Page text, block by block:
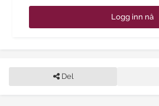
Logg inn nå
Del